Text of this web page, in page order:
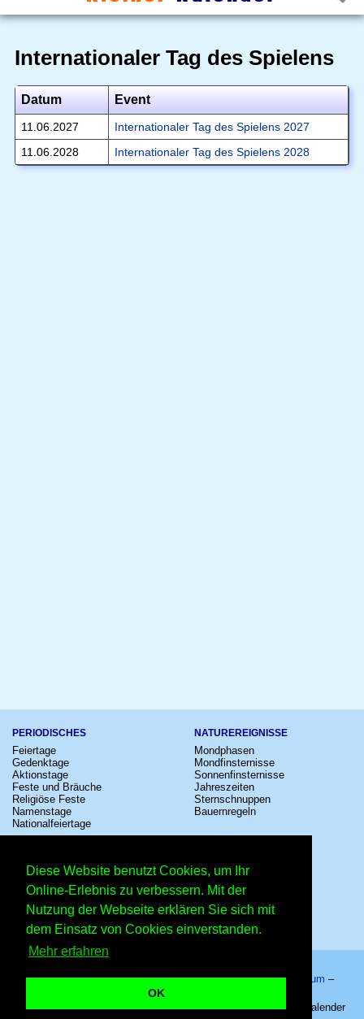
Diese Website benutzt Cookies, um Ihr
Online-Erlebnis zu verbessern. Mit der
Nutzung der Webseite erklären Sie sich mit
dem Einsatz von Cookies einverstanden.
Mehr erfahren
OK
Internationaler Tag des Spielens
Datum Event
11.06.2027
Internationaler Tag des Spielens 2027
11.06.2028
Internationaler Tag des Spielens 2028
PERIODISCHES
Feiertage
Gedenktage
Aktionstage
Feste und Bräuche
Religiöse Feste
Namenstage
Nationalfeiertage
NATUREREIGNISSE
Mondphasen
Mondfinsternisse
Sonnenfinsternisse
Jahreszeiten
Sternschnuppen
Bauernregeln
Kinostarts
Festivals
Fußball
Comedy
Shows
Sternzeichen
Schalttage
Messen
Erinnerungen
Volksfeste
Startseite–Kalender–Lexikon–App–Sitemap–Impressum –
Datenschutzhinweis
Internationaler Tag des Spielens – Copyright © 2026 Kleiner Kalender